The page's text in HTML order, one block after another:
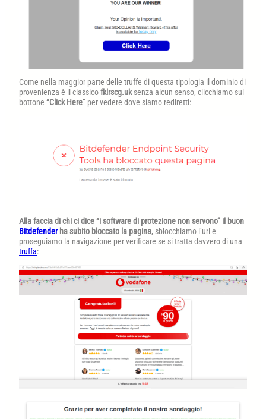
Come nella maggior parte delle truffe di questa tipologia il dominio di
provenienza è il classicofklrscg.uksenza alcun senso, clicchiamo sul
bottone “Click Here” per vedere dove siamo rediretti:
Alla faccia di chi ci dice “i software di protezione non servono” il buon
Bitdefenderha subito bloccato la pagina, sblocchiamo l’url e
proseguiamo la navigazione per verificare se si tratta davvero di una
truffa: